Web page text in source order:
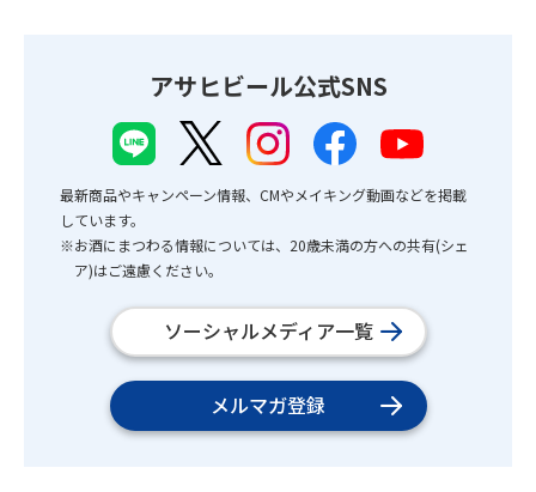
アサヒビール公式SNS
最新商品やキャンペーン情報、CMやメイキング動画などを掲載
しています。
※お酒にまつわる情報については、20歳未満の方への共有(シェ
ア)はご遠慮ください。
ソーシャルメディア一覧
メルマガ登録